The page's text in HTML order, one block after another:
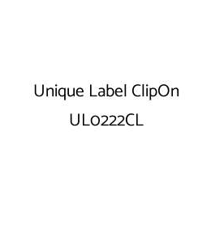
Unique Label ClipOn
UL0222CL